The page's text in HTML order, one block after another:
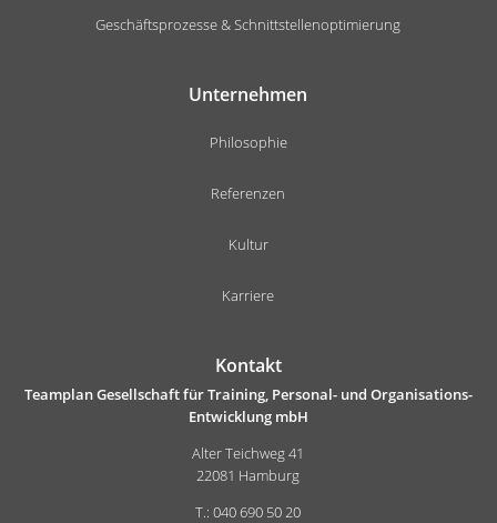
Geschäftsprozesse & Schnittstellenoptimierung
Unternehmen
Philosophie
Referenzen
Kultur
Karriere
Kontakt
Teamplan Gesellschaft für Training, Personal- und Organisations-
Entwicklung mbH
Alter Teichweg 41
22081 Hamburg
T.: 040 690 50 20